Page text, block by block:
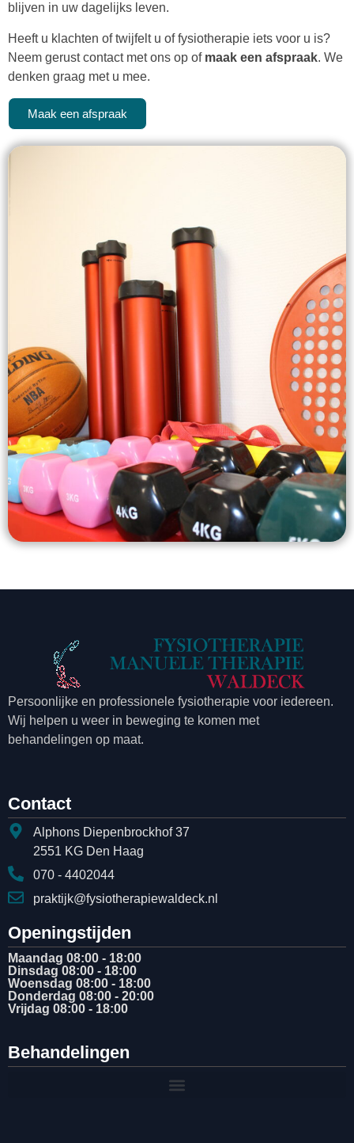
blijven in uw dagelijks leven.
Heeft u klachten of twijfelt u of fysiotherapie iets voor u is?
Neem gerust contact met ons op of maak een afspraak. We
denken graag met u mee.
Maak een afspraak
Persoonlijke en professionele fysiotherapie voor iedereen.
Wij helpen u weer in beweging te komen met
behandelingen op maat.
Contact
Alphons Diepenbrockhof 37
2551 KG Den Haag
070 - 4402044
praktijk@fysiotherapiewaldeck.nl
Openingstijden
Maandag 08:00 - 18:00
Dinsdag 08:00 - 18:00
Woensdag 08:00 - 18:00
Donderdag 08:00 - 20:00
Vrijdag 08:00 - 18:00
Behandelingen